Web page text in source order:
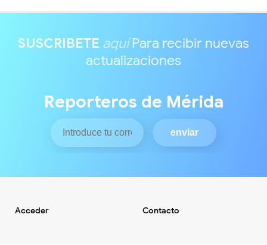
SUSCRIBETE aquíPara recibir nuevas
actualizaciones
Reporteros de Mérida
Acceder Contacto